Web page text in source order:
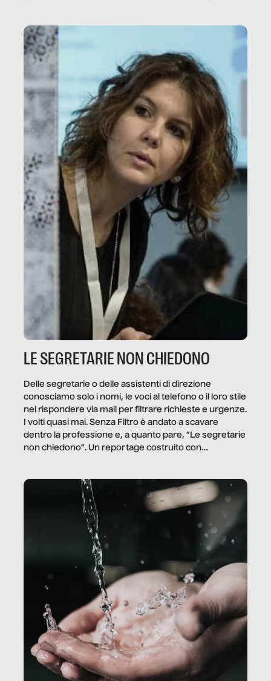
LE SEGRETARIE NON CHIEDONO
Delle segretarie o delle assistenti di direzione
conosciamo solo i nomi, le voci al telefono o il loro stile
nel rispondere via mail per filtrare richieste e urgenze.
I volti quasi mai. Senza Filtro è andato a scavare
dentro la professione e, a quanto pare, “Le segretarie
non chiedono”. Un reportage costruito con